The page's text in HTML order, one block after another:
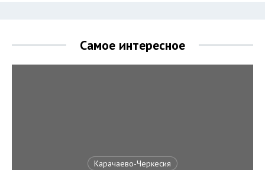
Самое интересное
Карачаево-Черкесия